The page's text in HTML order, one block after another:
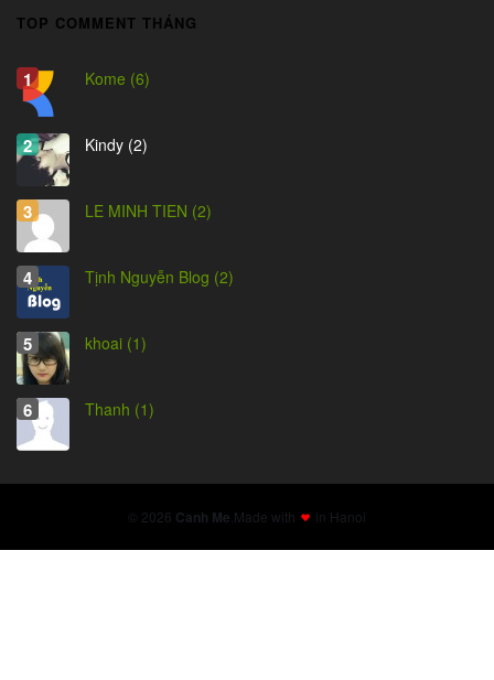
TOP COMMENT THÁNG
Kome (6)
Kindy (2)
LE MINH TIEN (2)
Tịnh Nguyễn Blog (2)
khoai (1)
Thanh (1)
© 2026 Canh Me Made with in Hanoi